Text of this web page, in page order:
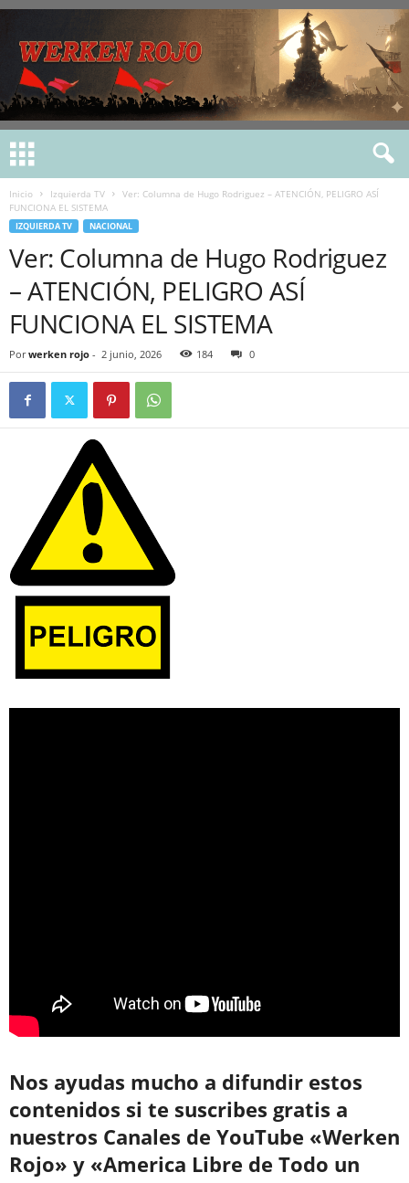
Inicio Izquierda TV
Ver: Columna de Hugo Rodriguez – ATENCIÓN, PELIGRO ASÍ
FUNCIONA EL SISTEMA
IZQUIERDA TV NACIONAL
Ver: Columna de Hugo Rodriguez
– ATENCIÓN, PELIGRO ASÍ
FUNCIONA EL SISTEMA
Por werken rojo - 2 junio, 2026 184 0
Nos ayudas mucho a difundir estos
contenidos si te suscribes gratis a
nuestros Canales de YouTube «Werken
Rojo» y «America Libre de Todo un